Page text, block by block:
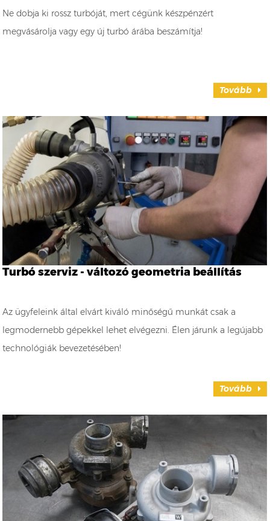
Ne dobja ki rossz turbóját, mert cégünk készpénzért
megvásárolja vagy egy új turbó árába beszámítja!
Tovább
Turbó szerviz - változó geometria beállítás
Az ügyfeleink által elvárt kiváló minőségű munkát csak a
legmodernebb gépekkel lehet elvégezni. Élen járunk a legújabb
technológiák bevezetésében!
Tovább